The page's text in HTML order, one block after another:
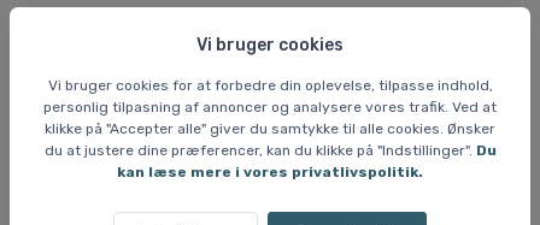
Vi bruger cookies
Vi bruger cookies for at forbedre din oplevelse, tilpasse indhold,
personlig tilpasning af annoncer og analysere vores trafik. Ved at
klikke på "Accepter alle" giver du samtykke til alle cookies. Ønsker
du at justere dine præferencer, kan du klikke på "Indstillinger". Du
kan læse mere i vores privatlivspolitik.
Lignende varer